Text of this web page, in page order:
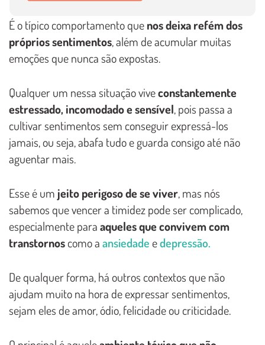
É o típico comportamento quenos deixa refém dos
próprios sentimentos, além de acumular muitas
emoções que nunca são expostas.
Qualquer um nessa situação viveconstantemente
estressado, incomodado e sensível, pois passa a
cultivar sentimentos sem conseguir expressá-los
jamais, ou seja, abafa tudo e guarda consigo até não
aguentar mais.
Esse é um jeito perigoso de se viver, mas nós
sabemos que vencer a timidez pode ser complicado,
especialmente paraaqueles que convivem com
transtornoscomo aansiedade edepressão.
De qualquer forma, há outros contextos que não
ajudam muito na hora de expressar sentimentos,
sejam eles de amor, ódio, felicidade ou criticidade.